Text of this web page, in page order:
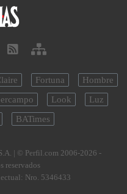
Fortuna
Hombre
Look
Luz
BATimes
| © Perfil.com 2006-2026 -
reservados
Nro. 5346433